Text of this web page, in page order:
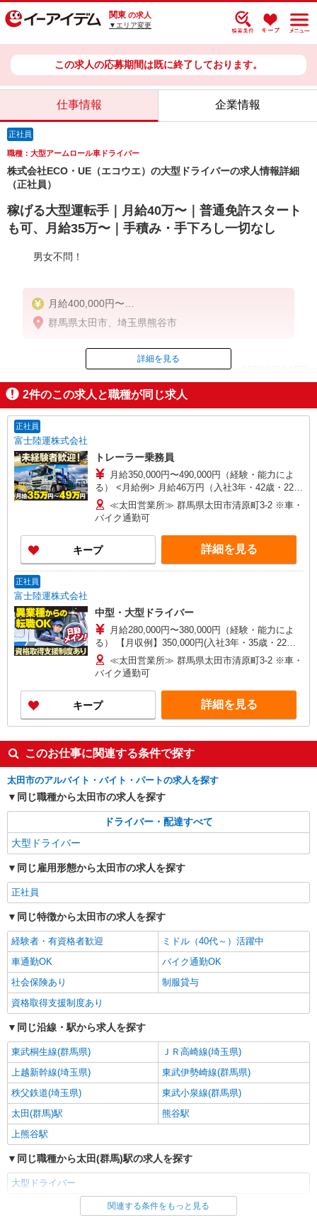
関東 の求人
▼エリア変更
この求人の応募期間は既に終了しております。
仕事情報 企業情報
正社員
職種：大型アームロール車ドライバー
株式会社ECO・UE（エコウエ）の大型ドライバーの求人情報詳細
（正社員）
稼げる大型運転手｜月給40万〜｜普通免許スタート
も可、月給35万〜｜手積み・手下ろし一切なし
男女不問！
月給400,000円〜
※大型免許のない方は見習いとして月給350,000円〜
群馬県太田市、埼玉県熊谷市
ID：AE0626594555
掲載期間終了
詳細を見る
2件のこの求人と職種が同じ求人
正社員
富士陸運株式会社
トレーラー乗務員
月給350,000円〜490,000円（経験・能力によ
る） <月給例> 月給46万円（入社3年・42歳・22日
勤務）≪太田営業所≫ 群馬県太田市清原町3-2 ※車・
バイク通勤可
キープ 詳細を見る
正社員
富士陸運株式会社
中型・大型ドライバー
月給280,000円〜380,000円（経験・能力によ
る） 【月収例】350,000円(入社3年・35歳・22日
勤務)≪太田営業所≫ 群馬県太田市清原町3-2 ※車・
バイク通勤可
キープ 詳細を見る
このお仕事に関連する条件で探す
太田市のアルバイト・バイト・パートの求人を探す
同じ職種から太田市の求人を探す
ドライバー・配達すべて
大型ドライバー
同じ雇用形態から太田市の求人を探す
正社員
同じ特徴から太田市の求人を探す
経験者・有資格者歓迎
ミドル（40代～）活躍中
車通勤OK
バイク通勤OK
社会保険あり
制服貸与
資格取得支援制度あり
同じ沿線・駅から求人を探す
東武桐生線(群馬県)
ＪＲ高崎線(埼玉県)
上越新幹線(埼玉県)
東武伊勢崎線(群馬県)
秩父鉄道(埼玉県)
東武小泉線(群馬県)
太田(群馬)駅
熊谷駅
上熊谷駅
同じ職種から太田(群馬)駅の求人を探す
大型ドライバー
同じ雇用形態から太田(群馬)駅の求人を探す
関連する条件をもっと見る